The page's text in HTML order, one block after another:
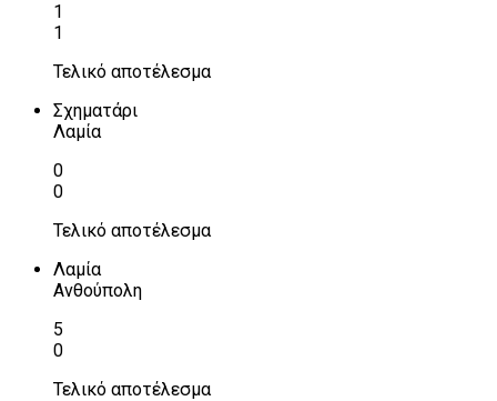
1
1
Τελικό αποτέλεσμα
Σχηματάρι
Λαμία
0
0
Τελικό αποτέλεσμα
Λαμία
Ανθούπολη
5
0
Τελικό αποτέλεσμα